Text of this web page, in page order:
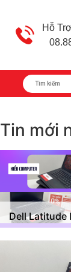
Hỗ
Tin mới
Dell Latitude